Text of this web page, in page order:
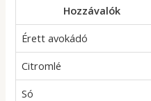
Hozzávalók
Érett avokádó
Citromlé
Só